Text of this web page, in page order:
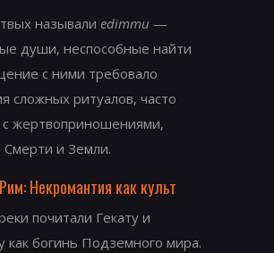
называли edimmu —
души, неспособные найти
с ними требовало
сложных ритуалов, часто
с жертвоприношениями,
Смерти и Земли.
Некромантия как культ
почитали Гекату и
как богинь Подземного мира.